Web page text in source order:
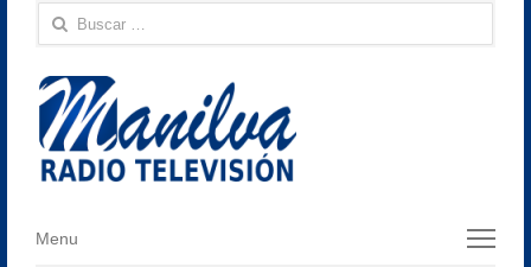
Buscar:
Menu
Menu